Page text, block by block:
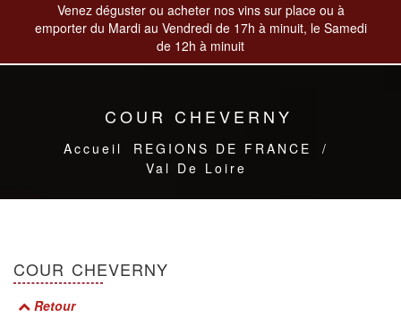
Venez déguster ou acheter nos vins sur place ou à
emporter du Mardi au Vendredi de 17h à minuit, le Samedi
de 12h à minuit
COUR CHEVERNY
Accueil REGIONS DE FRANCE
/
Val De Loire
COUR CHEVERNY
Retour